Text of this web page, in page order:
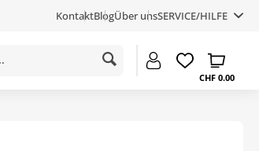
KontaktBlogÜber unsSERVICE/HILFE
CHF 0.00